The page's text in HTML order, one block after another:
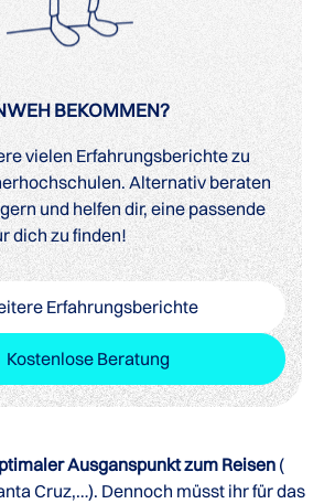
BEKOMMEN?
vielen Erfahrungsberichte zu
Alternativ beraten
und helfen dir, eine passende
dich zu finden!
Erfahrungsberichte
Kostenlose Beratung
Ausganspunkt zum Reisen (
Cruz,…). Dennoch müsst ihr für das